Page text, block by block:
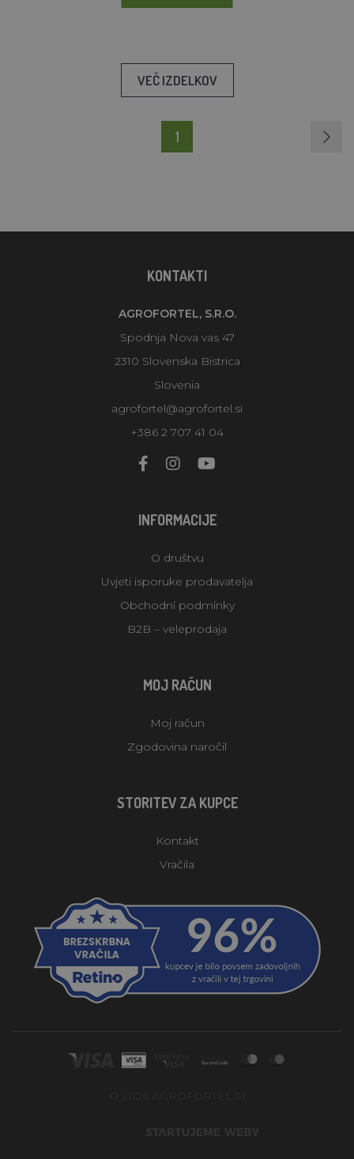
VEČ IZDELKOV
1
KONTAKTI
AGROFORTEL, S.R.O.
Spodnja Nova vas 47
2310 Slovenska Bistrica
Slovenia
agrofortel@agrofortel.si
+386 2 707 41 04
INFORMACIJE
O društvu
Uvjeti isporuke prodavatelja
Obchodní podmínky
B2B – veleprodaja
MOJ RAČUN
Moj račun
Zgodovina naročil
STORITEV ZA KUPCE
Kontakt
Vračila